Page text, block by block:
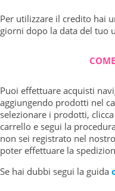
Per utilizzare il credito hai
giorni dopo la data del tuo
Puoi effettuare acquisti
aggiungendo prodotti nel
selezionare i prodotti,
carrello e segui la
non sei registrato nel
poter effettuare la
Se hai dubbi segui la guida